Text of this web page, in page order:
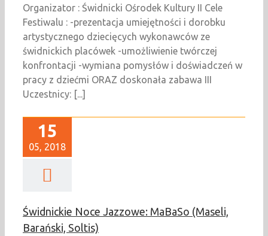
Organizator : Świdnicki Ośrodek Kultury II Cele
Festiwalu : -prezentacja umiejętności i dorobku
artystycznego dziecięcych wykonawców ze
świdnickich placówek -umożliwienie twórczej
konfrontacji -wymiana pomysłów i doświadczeń w
pracy z dziećmi ORAZ doskonała zabawa III
Uczestnicy: [...]
15
05, 2018
Świdnickie Noce Jazzowe: MaBaSo (Maseli,
Barański, Soltis)